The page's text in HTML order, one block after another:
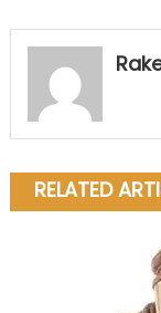
RELATED